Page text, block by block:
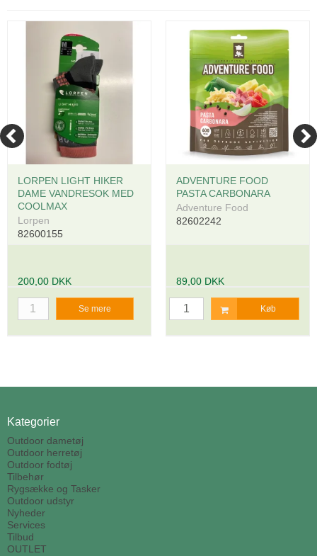
LORPEN LIGHT HIKER
DAME VANDRESOK MED
COOLMAX
Lorpen
82600155
200,00 DKK
Se mere
ADVENTURE FOOD
PASTA CARBONARA
Adventure Food
82602242
89,00 DKK
Køb
Kategorier
Outdoor dametøj
Outdoor herretøj
Outdoor fodtøj
Tilbehør
Rygsække og Tasker
Outdoor udstyr
Nyheder
Services
Tilbud
OUTLET